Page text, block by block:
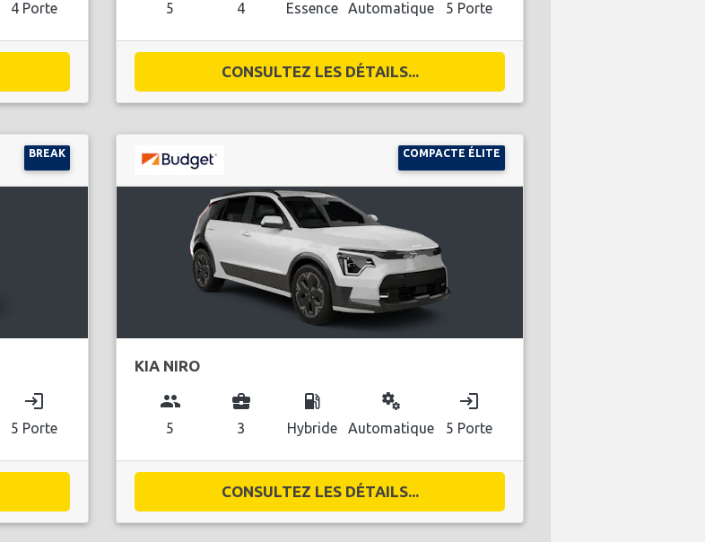
4 Porte 5 4 Essence Automatique 5 Porte
CONSULTEZ LES DÉTAILS...
BREAK
login
5 Porte
COMPACTE ÉLITE
KIA NIRO
group
5
business_center
3
local_gas_station
Hybride
miscellaneous_services
Automatique
login
5 Porte
CONSULTEZ LES DÉTAILS...